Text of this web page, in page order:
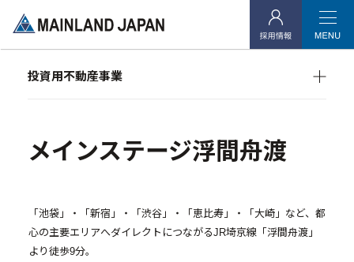
- 代表メッセージ
- 社会貢献活動
投資用不動産事業
- マンション経営をお考えの方へ
投資用不動産事業
メインステージシリーズ
メインステージ浮間舟渡
「池袋」・「新宿」・「渋谷」・「恵比寿」・「大崎」など、都
心の主要エリアへダイレクトにつながるJR埼京線「浮間舟渡」
より徒歩9分。